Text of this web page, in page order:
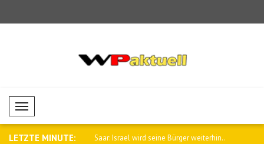
Mobil Menü
LETZTE MINUTE:
den britischen Saar: Israel wird seine Bürger weiterhin..